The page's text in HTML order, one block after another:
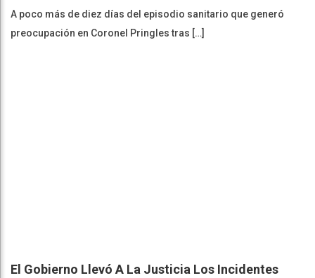
A poco más de diez días del episodio sanitario que generó
preocupación en Coronel Pringles tras […]
El Gobierno Llevó A La Justicia Los Incidentes